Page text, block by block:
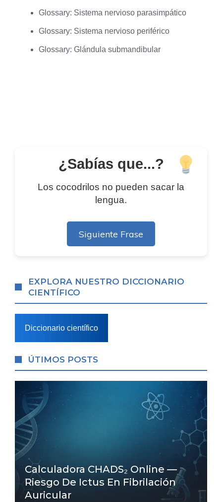
Glossary: Sistema nervioso parasimpático
Glossary: Sistema nervioso periférico
Glossary: Glándula submandibular
¿Sabías que...?
Los cocodrilos no pueden sacar la
lengua.
Siguiente Frase
EXPLORA NUESTRO DICCIONARIO
CIENTÍFICO
Diccionario científico
ÚTIMOS POSTS
Calculadora CHADS₂ Online —
Riesgo De Ictus En Fibrilación
Auricular